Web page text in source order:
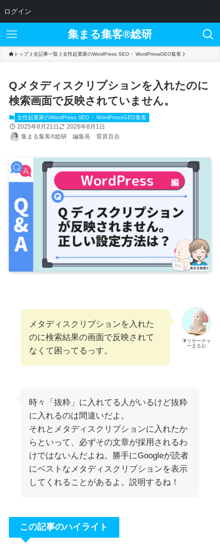
ログイン
集まる集客®︎総研
トップ 全記事一覧 女性起業家のWordPress SEO・ WordPressGEO集客
Qメタディスクリプションを入れたのに
検索画面で反映されていません。
女性起業家のWordPress SEO・ WordPressGEO集客
2025年8月21日
2026年8月1日
集まる集客®総研 編集長 菅原百合
🔰リサーチャ
ーまるお
メタディスクリプションを入れた
のに検索結果の画面で反映されて
なくて困ってるっす。
時々「抜粋」に入れてる人がいるけど抜粋
に入れるのは間違いだよ。
それとメタディスクリプションに入れたか
らといって、必ずその文章が採用されるわ
けではないんだよね。勝手にGoogleが読者
にベストなメタディスクリプションを表示
してくれることがあるよ。説明するね！
この記事のハイライト